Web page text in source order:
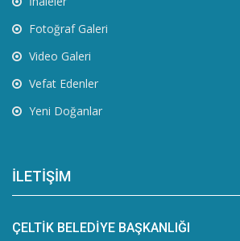
Fotoğraf Galeri
Video Galeri
Vefat Edenler
Yeni Doğanlar
İLETİŞİM
ÇELTİK BELEDİYE BAŞKANLIĞI